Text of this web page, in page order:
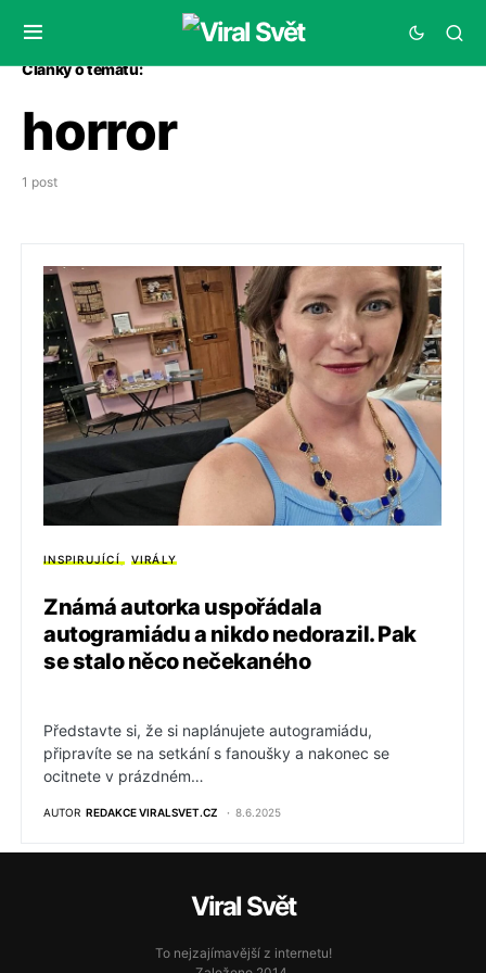
Články o tématu:
horror
1 post
INSPIRUJÍCÍ VIRÁLY
Známá autorka uspořádala
autogramiádu a nikdo nedorazil. Pak
se stalo něco nečekaného
Představte si, že si naplánujete autogramiádu,
připravíte se na setkání s fanoušky a nakonec se
ocitnete v prázdném…
AUTOR REDAKCE VIRALSVET.CZ 8.6.2025
Viral Svět
To nejzajímavější z internetu!